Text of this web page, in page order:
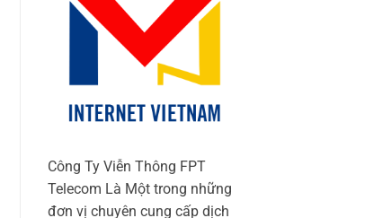
Công Ty Viễn Thông FPT
Telecom Là Một trong những
đơn vị chuyên cung cấp dịch